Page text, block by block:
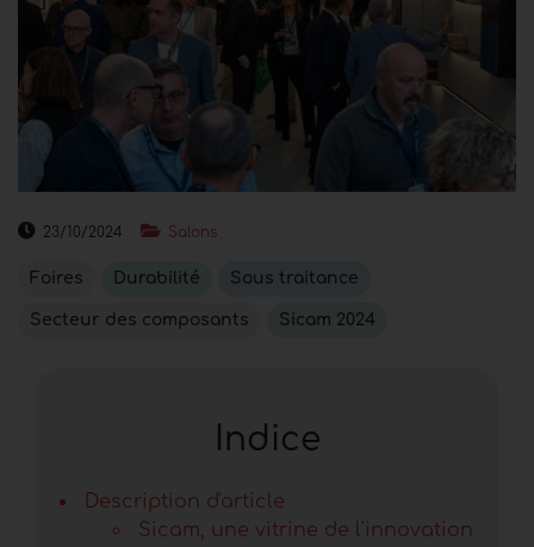
23/10/2024 Salons
Foires Durabilité Sous traitance
Secteur des composants Sicam 2024
Indice
Description d'article
Sicam, une vitrine de l'innovation